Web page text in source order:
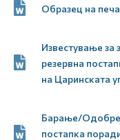
Образец на
Известување
резервна
на Царинската
Барање/
постапка